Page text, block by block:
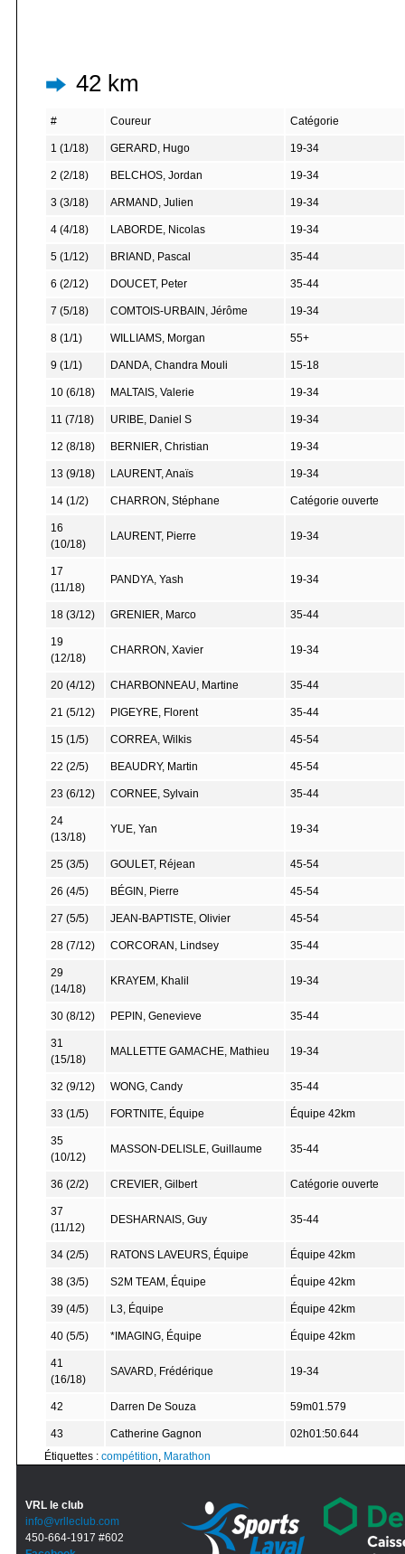
42 km
# Coureur Catégorie
1 (1/18) GERARD, Hugo 19-34
2 (2/18) BELCHOS, Jordan 19-34
3 (3/18) ARMAND, Julien 19-34
4 (4/18) LABORDE, Nicolas 19-34
5 (1/12) BRIAND, Pascal 35-44
6 (2/12) DOUCET, Peter 35-44
7 (5/18) COMTOIS-URBAIN, Jérôme 19-34
8 (1/1) WILLIAMS, Morgan 55+
9 (1/1) DANDA, Chandra Mouli 15-18
10 (6/18) MALTAIS, Valerie 19-34
11 (7/18) URIBE, Daniel S 19-34
12 (8/18) BERNIER, Christian 19-34
13 (9/18) LAURENT, Anaïs 19-34
14 (1/2) CHARRON, Stéphane Catégorie ouverte
16
(10/18)
LAURENT, Pierre 19-34
17
(11/18)
PANDYA, Yash 19-34
18 (3/12) GRENIER, Marco 35-44
19
(12/18)
CHARRON, Xavier 19-34
20 (4/12) CHARBONNEAU, Martine 35-44
21 (5/12) PIGEYRE, Florent 35-44
15 (1/5) CORREA, Wilkis 45-54
22 (2/5) BEAUDRY, Martin 45-54
23 (6/12) CORNEE, Sylvain 35-44
24
(13/18)
YUE, Yan 19-34
25 (3/5) GOULET, Réjean 45-54
26 (4/5) BÉGIN, Pierre 45-54
27 (5/5) JEAN-BAPTISTE, Olivier 45-54
28 (7/12) CORCORAN, Lindsey 35-44
29
(14/18)
KRAYEM, Khalil 19-34
30 (8/12) PEPIN, Genevieve 35-44
31
(15/18)
MALLETTE GAMACHE, Mathieu 19-34
32 (9/12) WONG, Candy 35-44
33 (1/5) FORTNITE, Équipe Équipe 42km
35
(10/12)
MASSON-DELISLE, Guillaume 35-44
36 (2/2) CREVIER, Gilbert Catégorie ouverte
37
(11/12)
DESHARNAIS, Guy 35-44
34 (2/5) RATONS LAVEURS, Équipe Équipe 42km
38 (3/5) S2M TEAM, Équipe Équipe 42km
39 (4/5) L3, Équipe Équipe 42km
40 (5/5) *IMAGING, Équipe Équipe 42km
41
(16/18)
SAVARD, Frédérique 19-34
42 Darren De Souza 59m01.579
43 Catherine Gagnon
02h01:50.644
Étiquettes : compétition, Marathon
VRL le club
info@vrlleclub.com
450-664-1917 #602